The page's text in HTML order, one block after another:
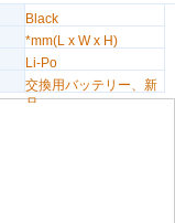
Black
*mm(L x W x H)
Li-Po
交換用バッテリー、新
品